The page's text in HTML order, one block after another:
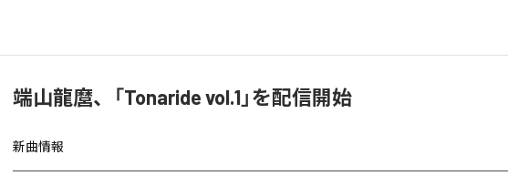
端山龍麿、「Tonaride vol.1」を配信開始
新曲情報